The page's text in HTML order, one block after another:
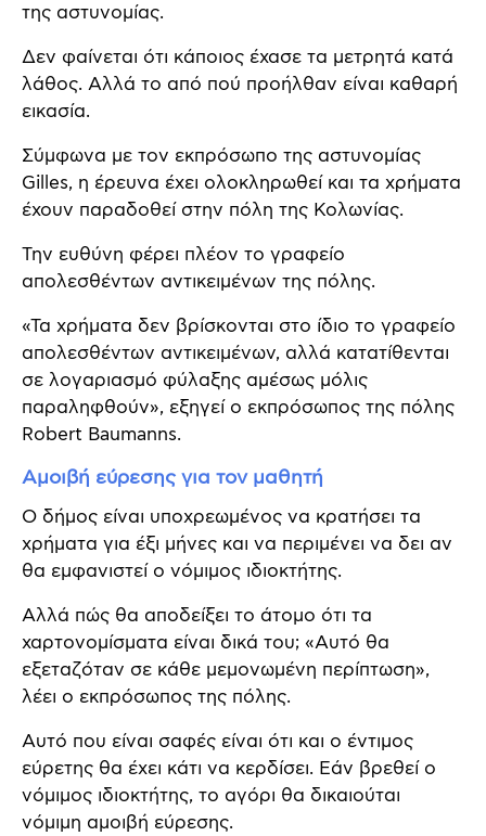
της αστυνομίας.
Δεν φαίνεται ότι κάποιος έχασε τα μετρητά κατά
λάθος. Αλλά το από πού προήλθαν είναι καθαρή
εικασία.
Σύμφωνα με τον εκπρόσωπο της αστυνομίας
Gilles, η έρευνα έχει ολοκληρωθεί και τα χρήματα
έχουν παραδοθεί στην πόλη της Κολωνίας.
Την ευθύνη φέρει πλέον το γραφείο
απολεσθέντων αντικειμένων της πόλης.
«Τα χρήματα δεν βρίσκονται στο ίδιο το γραφείο
απολεσθέντων αντικειμένων, αλλά κατατίθενται
σε λογαριασμό φύλαξης αμέσως μόλις
παραληφθούν», εξηγεί ο εκπρόσωπος της πόλης
Robert Baumanns.
Αμοιβή εύρεσης για τον μαθητή
Ο δήμος είναι υποχρεωμένος να κρατήσει τα
χρήματα για έξι μήνες και να περιμένει να δει αν
θα εμφανιστεί ο νόμιμος ιδιοκτήτης.
Αλλά πώς θα αποδείξει το άτομο ότι τα
χαρτονομίσματα είναι δικά του; «Αυτό θα
εξεταζόταν σε κάθε μεμονωμένη περίπτωση»,
λέει ο εκπρόσωπος της πόλης.
Αυτό που είναι σαφές είναι ότι και ο έντιμος
εύρετης θα έχει κάτι να κερδίσει. Εάν βρεθεί ο
νόμιμος ιδιοκτήτης, το αγόρι θα δικαιούται
νόμιμη αμοιβή εύρεσης.